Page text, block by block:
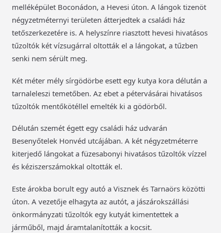
melléképület Boconádon, a Hevesi úton. A lángok tizenöt
négyzetméternyi területen átterjedtek a családi ház
tetőszerkezetére is. A helyszínre riasztott hevesi hivatásos
tűzoltók két vízsugárral oltották el a lángokat, a tűzben
senki nem sérült meg.
Két méter mély sírgödörbe esett egy kutya kora délután a
tarnaleleszi temetőben. Az ebet a pétervásárai hivatásos
tűzoltók mentőkötéllel emelték ki a gödörből.
Délután szemét égett egy családi ház udvarán
Besenyőtelek Honvéd utcájában. A két négyzetméterre
kiterjedő lángokat a füzesabonyi hivatásos tűzoltók vízzel
és kéziszerszámokkal oltották el.
Este árokba borult egy autó a Visznek és Tarnaörs közötti
úton. A vezetője elhagyta az autót, a jászárokszállási
önkormányzati tűzoltók egy kutyát kimentettek a
járműből, majd áramtalanították a kocsit.